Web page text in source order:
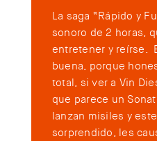
La saga “Rápido y
sonoro de 2 horas,
entretener y reírse.
buena, porque
total, si ver a Vin
que parece un
lanzan misiles y
sorprendido, les